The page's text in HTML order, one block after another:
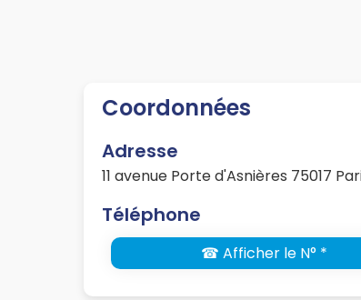
Coordonnées
Adresse
11 avenue Porte d'Asnières 75017
Téléphone
☎ Afficher le N° *